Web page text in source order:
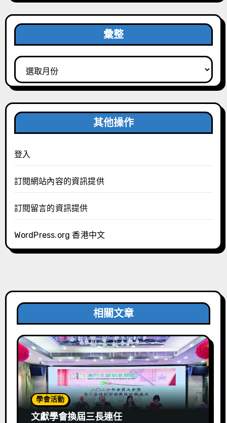
彙整
彙
整
其他操作
登入
訂閱網站內容的資訊提供
訂閱留言的資訊提供
WordPress.org 香港中文
相關文章
學會活動
文獻學會換屆三長連任